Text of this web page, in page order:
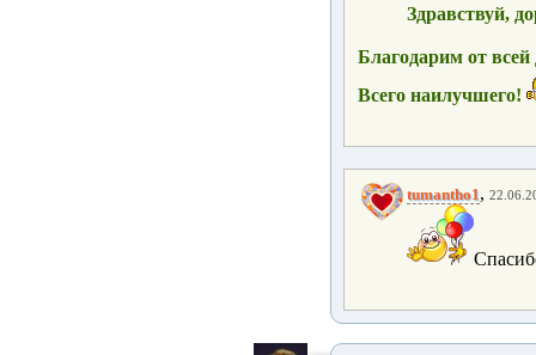
Здравствуй,
Благодарим от
Всего наилучшего!
tumantho1,